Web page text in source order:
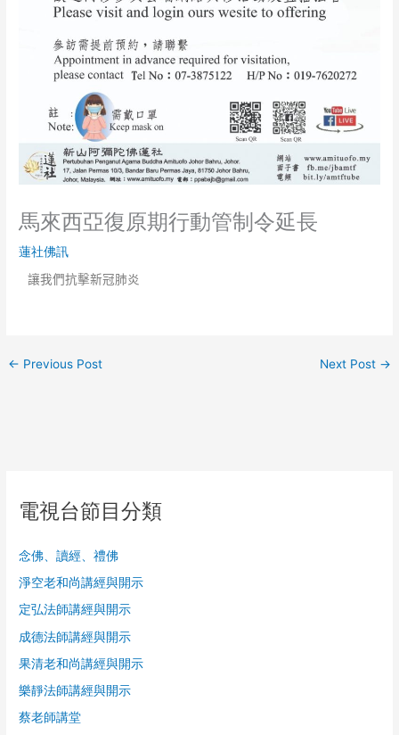
馬來西亞復原期行動管制令延長
蓮社佛訊
讓我們抗擊新冠肺炎
← Previous Post Next Post →
電視台節目分類
念佛、讀經、禮佛
淨空老和尚講經與開示
定弘法師講經與開示
成德法師講經與開示
果清老和尚講經與開示
樂靜法師講經與開示
蔡老師講堂